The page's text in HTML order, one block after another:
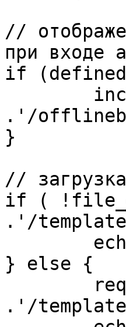
//
при входе
if
.'/
}
//
if (
.'/
} else {
.'/